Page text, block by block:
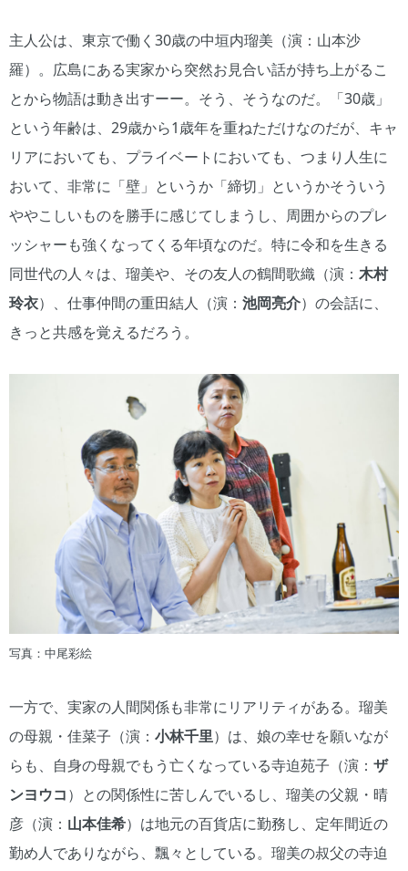
主人公は、東京で働く30歳の中垣内瑠美（演：山本沙
羅）。広島にある実家から突然お見合い話が持ち上がるこ
とから物語は動き出すーー。そう、そうなのだ。「30歳」
という年齢は、29歳から1歳年を重ねただけなのだが、キャ
リアにおいても、プライベートにおいても、つまり人生に
おいて、非常に「壁」というか「締切」というかそういう
ややこしいものを勝手に感じてしまうし、周囲からのプレ
ッシャーも強くなってくる年頃なのだ。特に令和を生きる
同世代の人々は、瑠美や、その友人の鶴間歌織（演： 木村
玲衣）、仕事仲間の重田結人（演： 池岡亮介）の会話に、
きっと共感を覚えるだろう。
写真：中尾彩絵
一方で、実家の人間関係も非常にリアリティがある。瑠美
の母親・佳菜子（演： 小林千里）は、娘の幸せを願いなが
らも、自身の母親でもう亡くなっている寺迫苑子（演： ザ
ンヨウコ）との関係性に苦しんでいるし、瑠美の父親・晴
彦（演： 山本佳希）は地元の百貨店に勤務し、定年間近の
勤め人でありながら、飄々としている。瑠美の叔父の寺迫